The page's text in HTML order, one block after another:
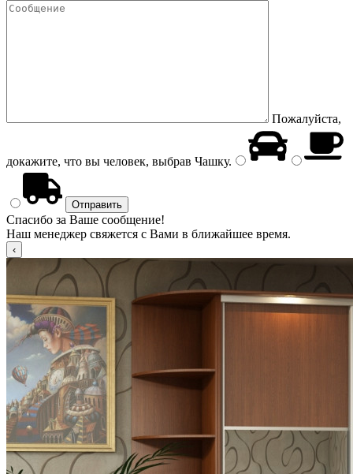
Пожалуйста,
докажите, что вы человек, выбрав Чашку.
Спасибо за Ваше сообщение!
Наш менеджер свяжется с Вами в ближайшее время.